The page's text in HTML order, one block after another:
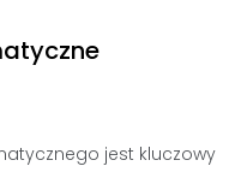
jest kluczowy